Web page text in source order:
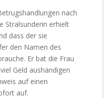
nach
Stralsunderin erhielt
dass der sie
den Namen des
Er bat die Frau
Geld aushändigen
auf einen
auf.